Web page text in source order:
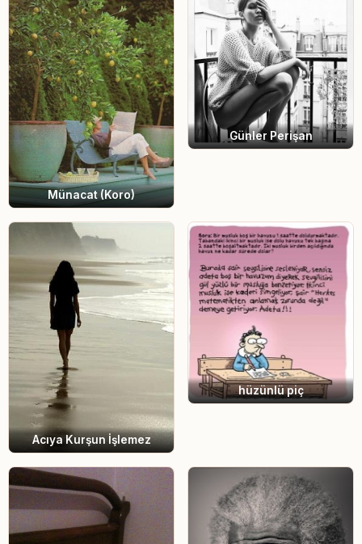
Münacat (Koro)
Günler Perişan
Acıya Kurşun İşlemez
hüzünlü piç